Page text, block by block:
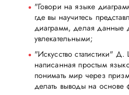
"Говори на языке
где вы научитесь
диаграмм, делая данные
увлекательными;
"Искусство статистики"
написанная простым
понимать мир через
делать выводы на основе